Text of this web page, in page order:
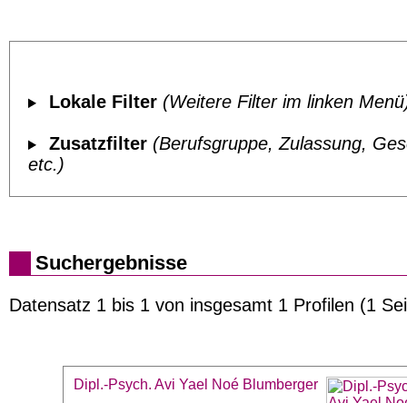
Lokale Filter (Weitere Filter im linken
Zusatzfilter (Berufsgruppe, Zulassung,
etc.)
Suchergebnisse
Datensatz 1 bis 1 von insgesamt 1 Profilen (1
Dipl.-Psych. Avi Yael Noé Blumberger